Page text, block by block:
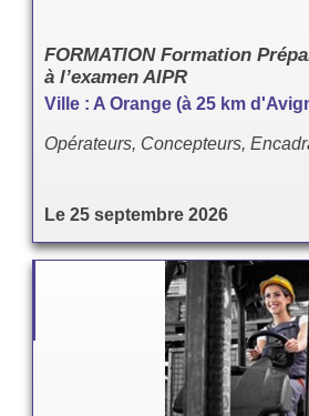
FORMATION Formation
à l’examen AIPR
Ville : A Orange (à 25 km
Opérateurs, Concepteurs,
Le 25 septembre 2026